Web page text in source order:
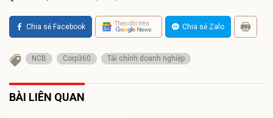
Chia sẻ Facebook Theo dõi trên Chia sẻ Zalo
NCB Corp360 Tài chính doanh nghiệp
BÀI LIÊN QUAN